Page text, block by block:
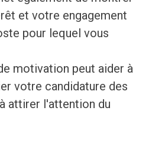
et votre engagement
pour lequel vous
motivation peut aider à
votre candidature des
attirer l'attention du